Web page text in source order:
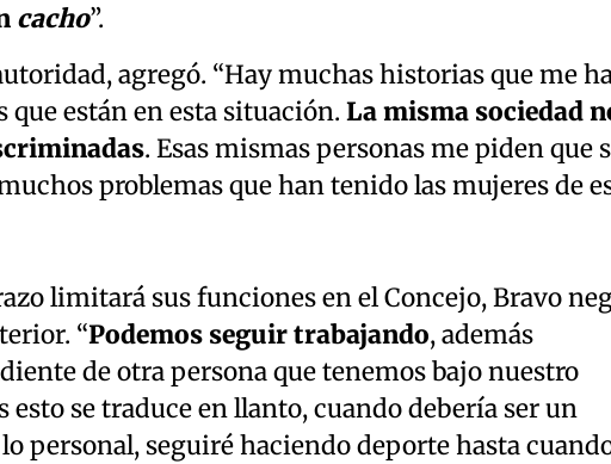
cacho”.
agregó. “Hay muchas historias que me
que están en esta situación. La misma sociedad
. Esas mismas personas me piden que
problemas que han tenido las mujeres de
limitará sus funciones en el Concejo, Bravo
“Podemos seguir trabajando, además
de otra persona que tenemos bajo nuestro
esto se traduce en llanto, cuando debería ser un
personal, seguiré haciendo deporte hasta